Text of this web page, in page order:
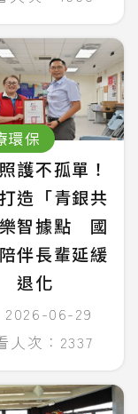
環保
護不孤單！
造「青銀共
智據點 國
伴長輩延緩
退化
2026-06-29
人次：2337